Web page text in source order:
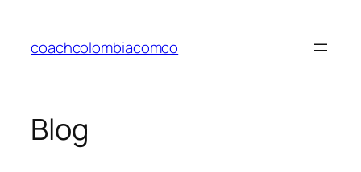
phầncoachcolombiacomco
Blog